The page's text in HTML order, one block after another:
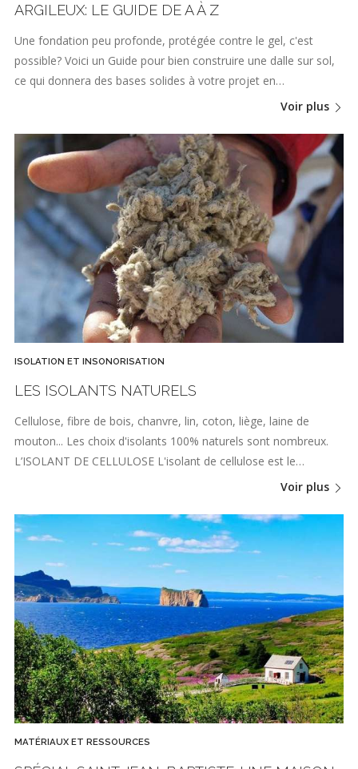
ARGILEUX: LE GUIDE DE A À Z
Une fondation peu profonde, protégée contre le gel, c'est
possible? Voici un Guide pour bien construire une dalle sur sol,
ce qui donnera des bases solides à votre projet en…
Voir plus
ISOLATION ET INSONORISATION
LES ISOLANTS NATURELS
Cellulose, fibre de bois, chanvre, lin, coton, liège, laine de
mouton... Les choix d'isolants 100% naturels sont nombreux.
L’ISOLANT DE CELLULOSE L'isolant de cellulose est le…
Voir plus
MATÉRIAUX ET RESSOURCES